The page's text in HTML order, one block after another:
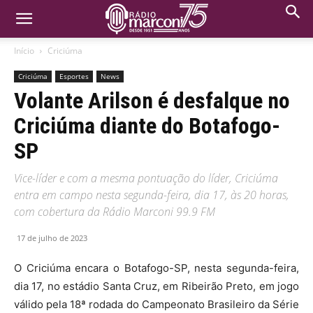
Início Criciúma
Criciúma Esportes News
Volante Arilson é desfalque no
Criciúma diante do Botafogo-
SP
Vice-líder e com a mesma pontuação do líder, Criciúma
entra em campo nesta segunda-feira, dia 17, às 20 horas,
com cobertura da Rádio Marconi 99.9 FM
17 de julho de 2023
O Criciúma encara o Botafogo-SP, nesta segunda-feira,
dia 17, no estádio Santa Cruz, em Ribeirão Preto, em jogo
válido pela 18ª rodada do Campeonato Brasileiro da Série